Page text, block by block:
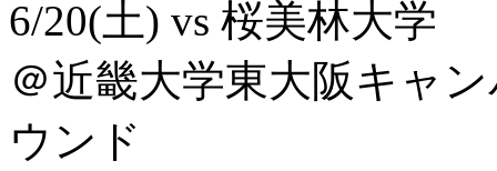
6/20(土) vs 桜美林大学
＠近畿大学東大阪キャ
ウンド